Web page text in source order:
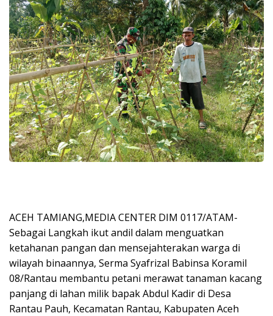
ACEH TAMIANG,MEDIA CENTER DIM 0117/ATAM-
Sebagai Langkah ikut andil dalam menguatkan
ketahanan pangan dan mensejahterakan warga di
wilayah binaannya, Serma Syafrizal Babinsa Koramil
08/Rantau membantu petani merawat tanaman kacang
panjang di lahan milik bapak Abdul Kadir di Desa
Rantau Pauh, Kecamatan Rantau, Kabupaten Aceh